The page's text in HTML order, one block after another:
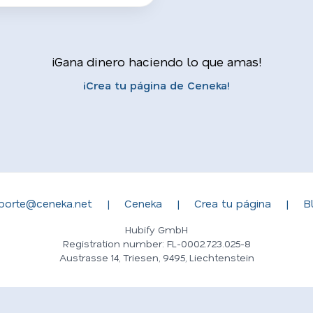
¡Gana dinero haciendo lo que amas!
¡Crea tu página de Ceneka!
| Ceneka | Crea tu página |
Hubify GmbH
Registration number: FL-0002.723.025-8
Austrasse 14, Triesen, 9495, Liechtenstein